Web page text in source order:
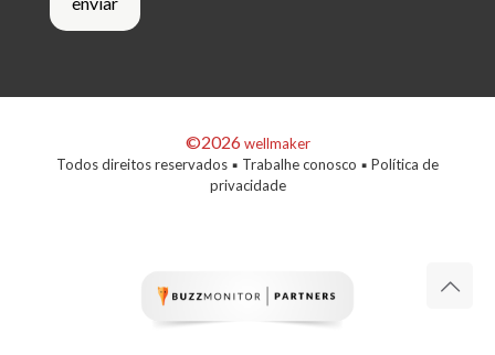
©2026wellmaker
Todos direitos reservados ▪ Trabalhe conosco ▪ Política de
privacidade